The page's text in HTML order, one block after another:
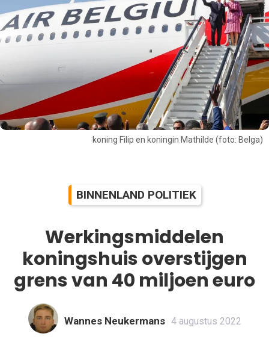
koning Filip en koningin Mathilde (foto: Belga)
BINNENLAND POLITIEK
Werkingsmiddelen
koningshuis overstijgen
grens van 40 miljoen euro
Wannes Neukermans 4 augustus 2022